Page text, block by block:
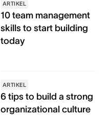
ARTIKEL
10 team management
skills to start building
today
ARTIKEL
6 tips to build a strong
organizational culture